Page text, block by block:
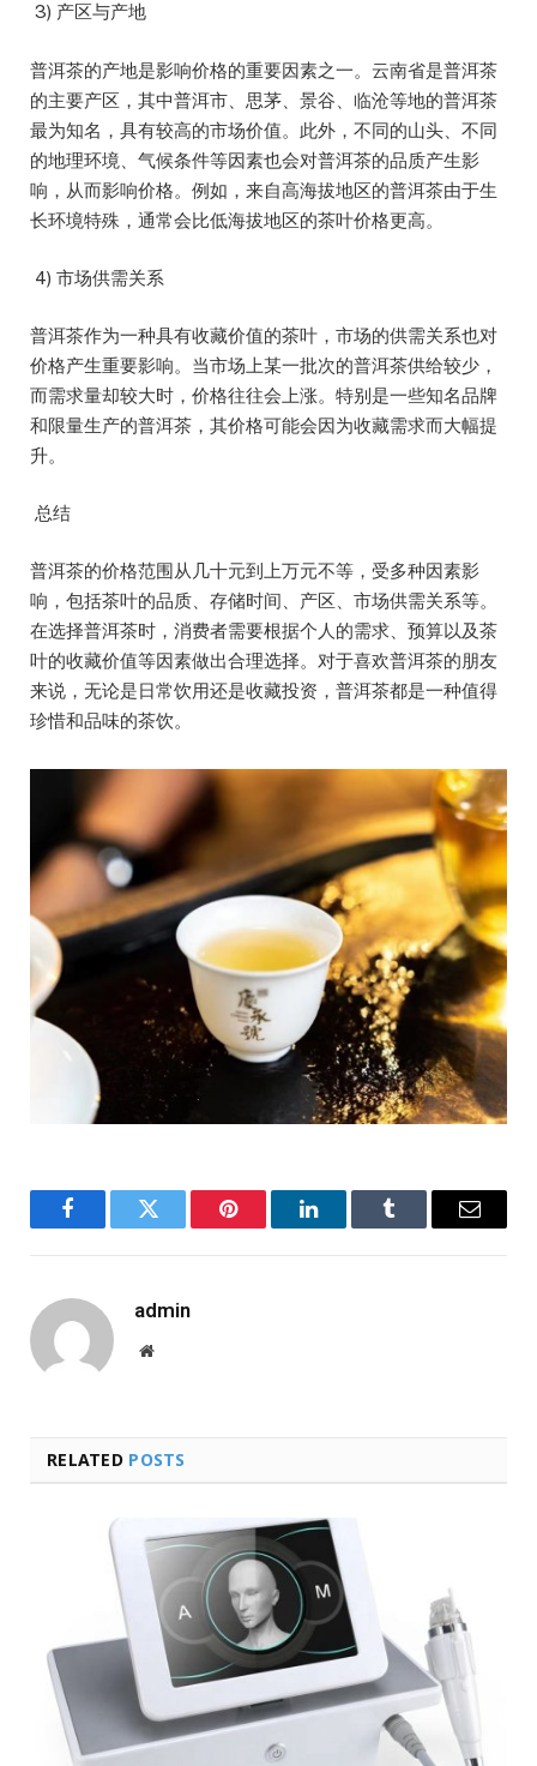
3) 产区与产地
普洱茶的产地是影响价格的重要因素之一。云南省是普洱茶
的主要产区，其中普洱市、思茅、景谷、临沧等地的普洱茶
最为知名，具有较高的市场价值。此外，不同的山头、不同
的地理环境、气候条件等因素也会对普洱茶的品质产生影
响，从而影响价格。例如，来自高海拔地区的普洱茶由于生
长环境特殊，通常会比低海拔地区的茶叶价格更高。
4) 市场供需关系
普洱茶作为一种具有收藏价值的茶叶，市场的供需关系也对
价格产生重要影响。当市场上某一批次的普洱茶供给较少，
而需求量却较大时，价格往往会上涨。特别是一些知名品牌
和限量生产的普洱茶，其价格可能会因为收藏需求而大幅提
升。
总结
普洱茶的价格范围从几十元到上万元不等，受多种因素影
响，包括茶叶的品质、存储时间、产区、市场供需关系等。
在选择普洱茶时，消费者需要根据个人的需求、预算以及茶
叶的收藏价值等因素做出合理选择。对于喜欢普洱茶的朋友
来说，无论是日常饮用还是收藏投资，普洱茶都是一种值得
珍惜和品味的茶饮。
FacebookTwitter Pinterest LinkedInTumblr Email
admin
Website
RELATED POSTS